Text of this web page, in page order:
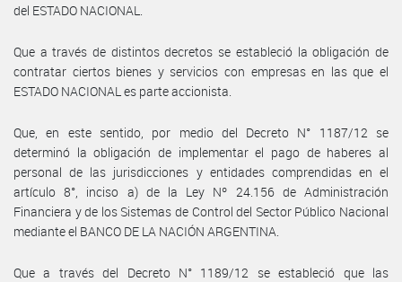
del ESTADO NACIONAL.
Que a través de distintos decretos se estableció la obligación de
contratar ciertos bienes y servicios con empresas en las que el
ESTADO NACIONAL es parte accionista.
Que, en este sentido, por medio del Decreto N° 1187/12 se
determinó la obligación de implementar el pago de haberes al
personal de las jurisdicciones y entidades comprendidas en el
artículo 8°, inciso a) de la Ley Nº 24.156 de Administración
Financiera y de los Sistemas de Control del Sector Público Nacional
mediante el BANCO DE LA NACIÓN ARGENTINA.
Que a través del Decreto N° 1189/12 se estableció que las